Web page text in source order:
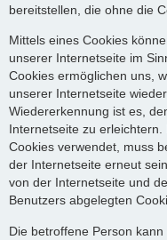
bereitstellen, die ohne die
Mittels eines Cookies
unserer Internetseite im
Cookies ermöglichen uns,
unserer Internetseite
Wiedererkennung ist es,
Internetseite zu
Cookies verwendet, muss
der Internetseite erneut
von der Internetseite und
Benutzers abgelegten
Die betroffene Person